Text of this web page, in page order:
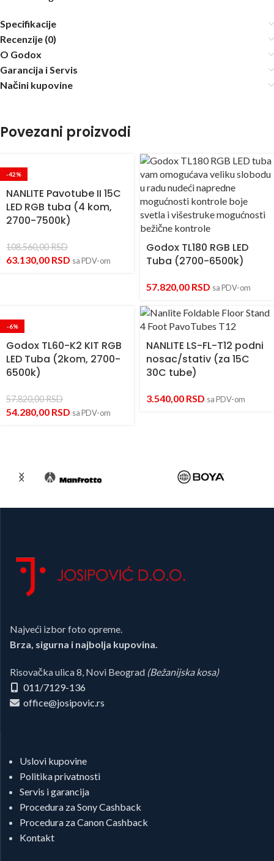
Specifikacije
Recenzije (0)
O Godox
Garancija i Servis
Načini kupovine
Povezani proizvodi
-42%
NANLITE Pavotube II 15C
LED RGB tuba (4 kom,
2700-7500k)
108.560,00RSD
63.130,00 RSD sa PDV-om
Godox TL180 RGB LED
Tuba (2700-6500k)
57.820,00 RSD sa PDV-om
-6%
Godox TL60-K2 KIT RGB
LED Tuba (2kom, 2700-
6500k)
57.820,00RSD
54.280,00 RSD sa PDV-om
NANLITE LS-FL-T12 podni
nosac/stativ (za 15C
30C tube)
3.540,00 RSD sa PDV-om
Najveći izbor foto opreme.
Brza, sigurna i najbolja kupovina.
Risovačka ulica 8, Novi Beograd (Bežanijska kosa)
011/7129-136
office@josipovic.rs
Uslovi kupovine
Politika privatnosti
Servis i garancija
Procedura za Sony Cashback
Procedura za Canon Cashback
Kontakt